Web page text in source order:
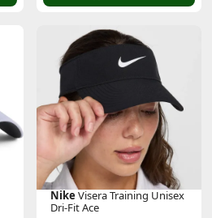
Nike Visera Training Unisex
Dri-Fit Ace